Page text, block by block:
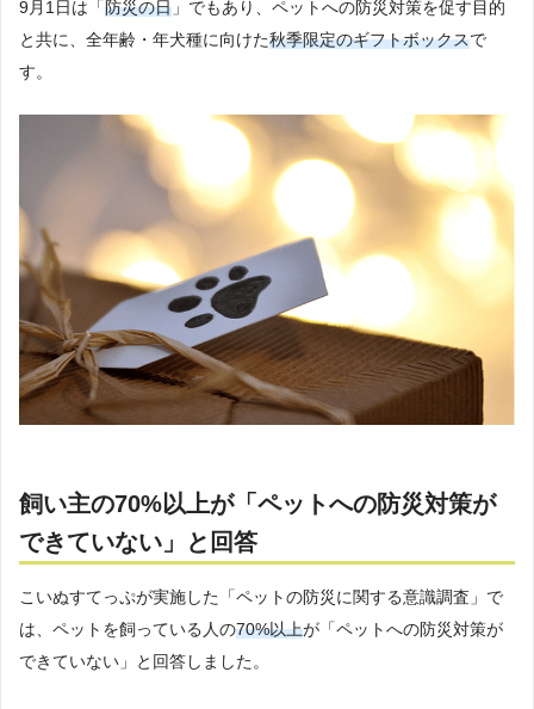
9月1日は「防災の日 」でもあり、ペットへの防災対策を促す目的
と共に、全年齢・年犬種に向けた秋季限定のギフトボックスで
す。
飼い主の70%以上が「ペットへの防災対策が
できていない」と回答
こいぬすてっぷが実施した「ペットの防災に関する意識調査」で
は、ペットを飼っている人の70%以上が「ペットへの防災対策が
できていない」と回答しました。